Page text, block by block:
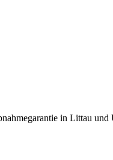
in Littau und